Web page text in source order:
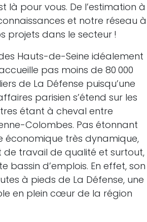
là pour vous. De l’estimation à
et notre réseau à
projets dans le secteur !
Hauts-de-Seine idéalement
pas moins de 80 000
de La Défense puisqu’une
parisien s’étend sur les
étant à cheval entre
Colombes. Pas étonnant
économique très dynamique,
travail de qualité et surtout,
bassin d’emplois. En effet, son
à pieds de La Défense, une
en plein cœur de la région